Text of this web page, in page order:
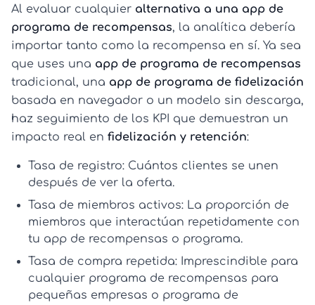
Al evaluar cualquier alternativa a una app de
programa de recompensas, la analítica debería
importar tanto como la recompensa en sí. Ya sea
que uses una app de programa de recompensas
tradicional, una app de programa de fidelización
basada en navegador o un modelo sin descarga,
haz seguimiento de los KPI que demuestran un
impacto real en fidelización y retención:
Tasa de registro: Cuántos clientes se unen
después de ver la oferta.
Tasa de miembros activos: La proporción de
miembros que interactúan repetidamente con
tu app de recompensas o programa.
Tasa de compra repetida: Imprescindible para
cualquier programa de recompensas para
pequeñas empresas o programa de